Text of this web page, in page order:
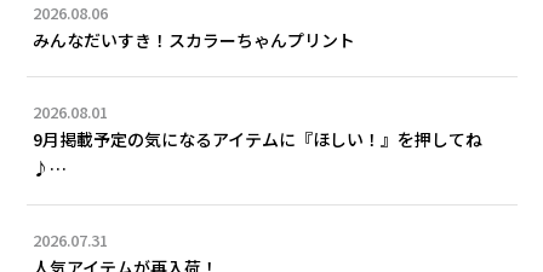
2026.08.06
みんなだいすき！スカラーちゃんプリント
2026.08.01
9月掲載予定の気になるアイテムに『ほしい！』を押してね
♪…
2026.07.31
人気アイテムが再入荷！